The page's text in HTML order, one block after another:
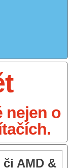
nejen o
AMD &